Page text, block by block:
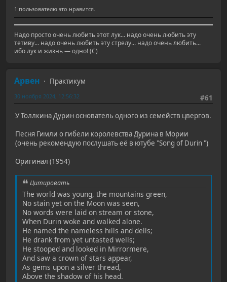
1 пользователю это нравится.
Надо просто очень любить этот лук... надо очень любить эту
тетиву... надо очень любить эту стрелу... надо очень любить...
ибо лук и жизнь — одно! (С)
Арвен
Практикум
#61
30 ноября 2024, 12:56:32
У Толлкина Дурин основатель одного из семейств цвергов.
Песня Гимли о гибели королевства Дурина в Мории
(очень рекомендую послушать её в ютубе "Song of Durin ")
Оригинал (1954)
Цитировать
The world was young, the mountains green,
No stain yet on the Moon was seen,
No words were laid on stream or stone,
When Durin woke and walked alone.
He named the nameless hills and dells;
He drank from yet untasted wells;
He stooped and looked in Mirrormere,
And saw a crown of stars appear,
As gems upon a silver thread,
Above the shadow of his head.